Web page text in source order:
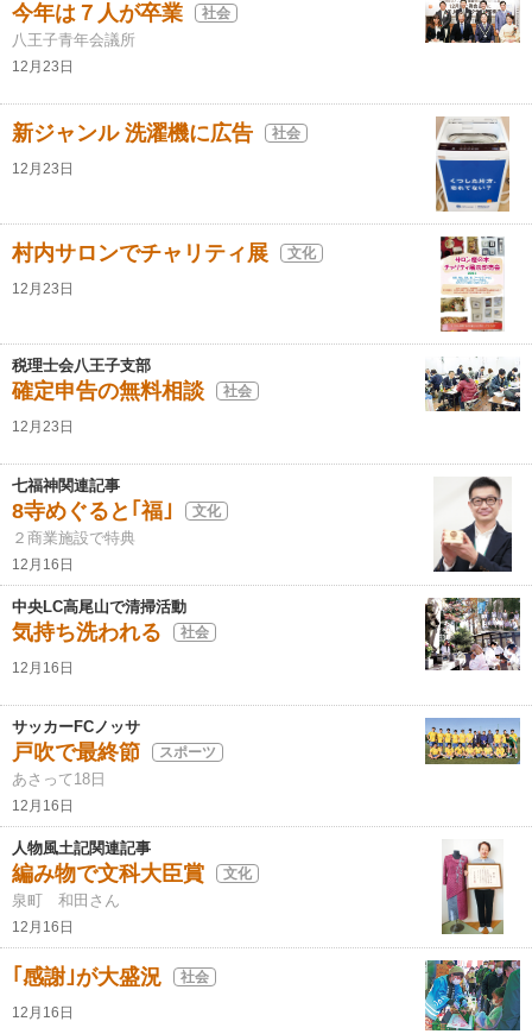
今年は７人が卒業 社会
八王子青年会議所
12月23日
新ジャンル 洗濯機に広告 社会
12月23日
村内サロンでチャリティ展 文化
12月23日
税理士会八王子支部
確定申告の無料相談 社会
12月23日
七福神関連記事
8寺めぐると｢福｣ 文化
２商業施設で特典
12月16日
中央LC高尾山で清掃活動
気持ち洗われる 社会
12月16日
サッカーFCノッサ
戸吹で最終節 スポーツ
あさって18日
12月16日
人物風土記関連記事
編み物で文科大臣賞 文化
泉町 和田さん
12月16日
｢感謝｣が大盛況 社会
12月16日